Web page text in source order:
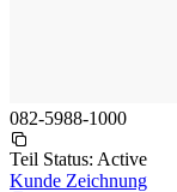
082-5988-1000
Teil Status: Active
Kunde Zeichnung